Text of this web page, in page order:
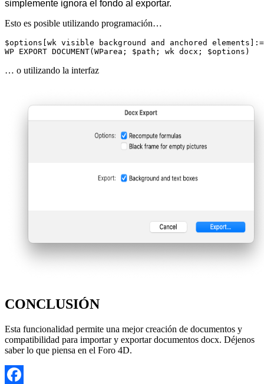
simplemente ignora el fondo al exportar.
Esto es posible utilizando programación…
$options[wk visible background and anchored
WP EXPORT DOCUMENT(WParea; $path; wk docx; $options)
… o utilizando la interfaz
CONCLUSIÓN
Esta funcionalidad permite una mejor creación de documentos y
compatibilidad para importar y exportar documentos docx. Déjenos
saber lo que piensa en el Foro 4D.